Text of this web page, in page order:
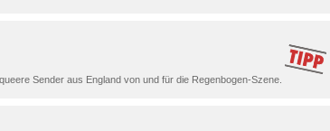
Sender aus England von und für die Regenbogen-Szene.